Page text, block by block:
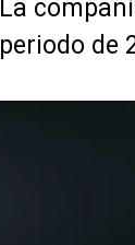
La
periodo de